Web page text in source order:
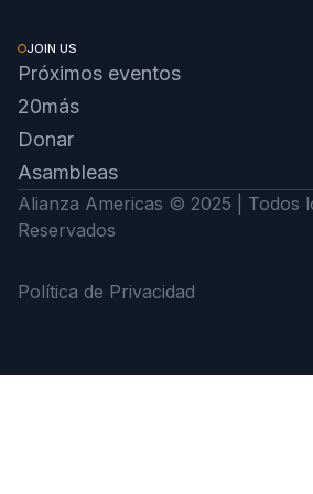
JOIN US
Próximos eventos
20más
Donar
Asambleas
Alianza Americas © 2025 | Todos
Reservados
Política de Privacidad